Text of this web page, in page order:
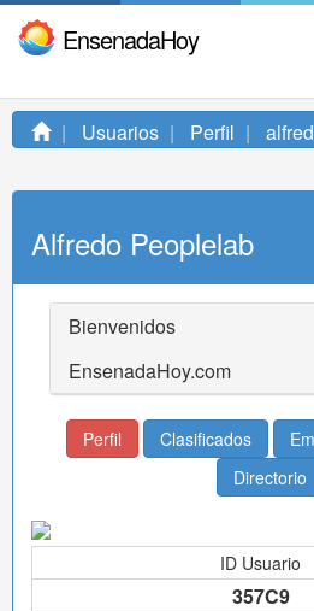
EnsenadaHoy
Usuarios Perfil
Alfredo Peoplelab
Bienvenidos
EnsenadaHoy.com
Perfil Clasificados
Directorio
ID Usuario
357C9